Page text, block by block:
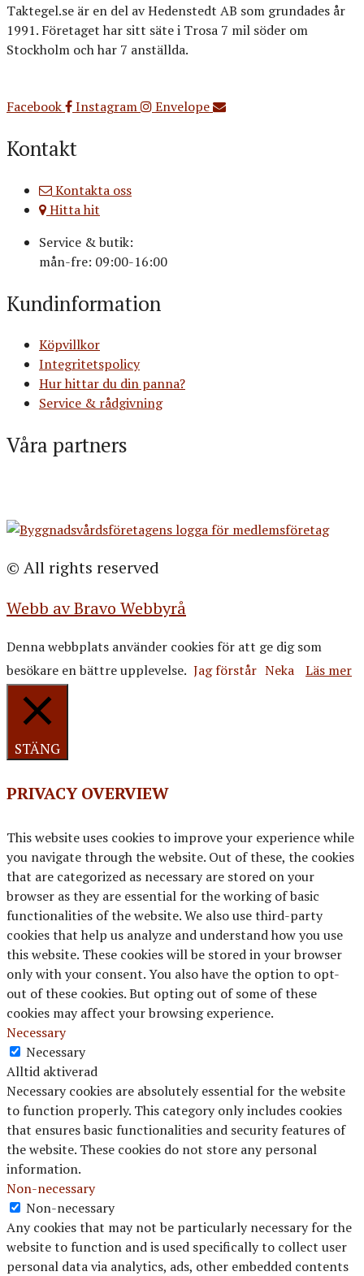
Taktegel.se är en del av Hedenstedt AB som grundades år
1991. Företaget har sitt säte i Trosa 7 mil söder om
Stockholm och har 7 anställda.
Facebook
Instagram Envelope
Kontakt
Kontakta oss
Hitta hit
Service & butik:
mån-fre: 09:00-16:00
Kundinformation
Köpvillkor
Integritetspolicy
Hur hittar du din panna?
Service & rådgivning
Våra partners
© All rights reserved
Webb av Bravo Webbyrå
Denna webbplats använder cookies för att ge dig som
besökare en bättre upplevelse. Jag förstår Neka Läs mer
STÄNG
PRIVACY OVERVIEW
This website uses cookies to improve your experience while
you navigate through the website. Out of these, the cookies
that are categorized as necessary are stored on your
browser as they are essential for the working of basic
functionalities of the website. We also use third-party
cookies that help us analyze and understand how you use
this website. These cookies will be stored in your browser
only with your consent. You also have the option to opt-
out of these cookies. But opting out of some of these
cookies may affect your browsing experience.
Necessary
Necessary
Alltid aktiverad
Necessary cookies are absolutely essential for the website
to function properly. This category only includes cookies
that ensures basic functionalities and security features of
the website. These cookies do not store any personal
information.
Non-necessary
Non-necessary
Any cookies that may not be particularly necessary for the
website to function and is used specifically to collect user
personal data via analytics, ads, other embedded contents